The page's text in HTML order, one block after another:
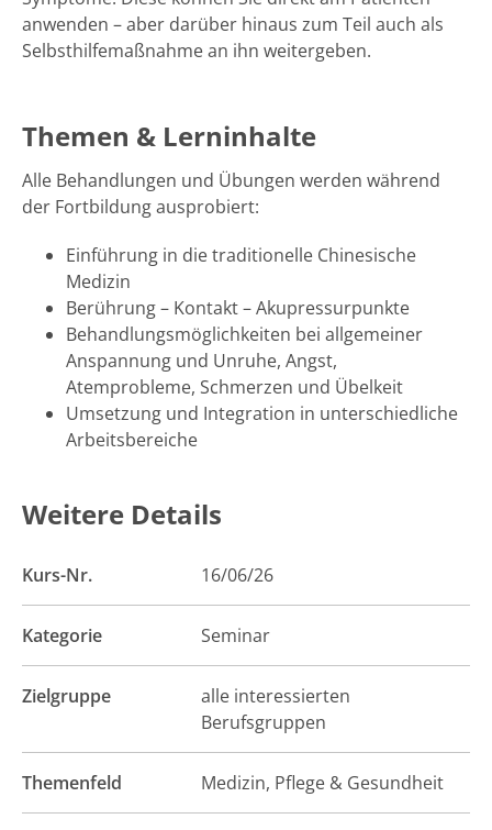
anwenden – aber darüber hinaus zum Teil auch als
Selbsthilfemaßnahme an ihn weitergeben.
Themen & Lerninhalte
Alle Behandlungen und Übungen werden während
der Fortbildung ausprobiert:
Einführung in die traditionelle Chinesische
Medizin
Berührung – Kontakt – Akupressurpunkte
Behandlungsmöglichkeiten bei allgemeiner
Anspannung und Unruhe, Angst,
Atemprobleme, Schmerzen und Übelkeit
Umsetzung und Integration in unterschiedliche
Arbeitsbereiche
Weitere Details
Kurs-Nr. 16/06/26
Kategorie Seminar
Zielgruppe
alle interessierten
Berufsgruppen
Themenfeld Medizin, Pflege & Gesundheit